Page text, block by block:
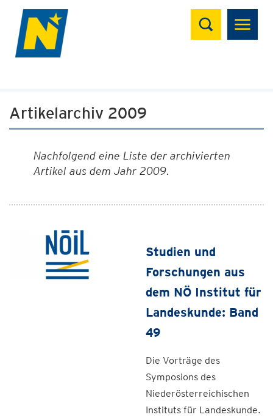
Suchen
Artikelarchiv 2009
Nachfolgend eine Liste der archivierten
Artikel aus dem Jahr 2009.
Studien und
Forschungen aus
dem NÖ Institut für
Landeskunde: Band
49
Die Vorträge des
Symposions des
Niederösterreichischen
Instituts für Landeskunde.